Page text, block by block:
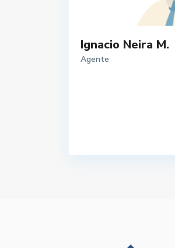
Ignacio Neira M.
Agente